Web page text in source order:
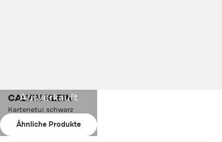
Ausverkauft
Ähnliche Produkte
CALVIN KLEIN
Kartenetui schwarz
Farbe:schwarz